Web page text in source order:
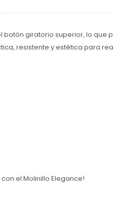
botón giratorio superior, lo que
resistente y estética para
el Molinillo Elegance!